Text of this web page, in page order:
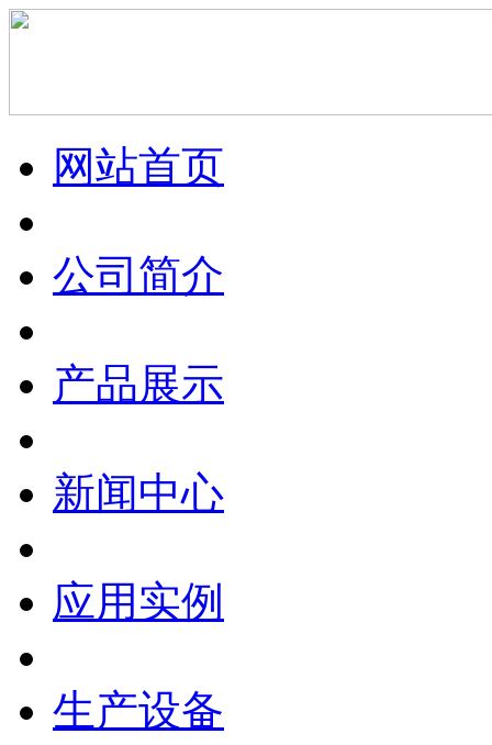
网站首页
公司简介
产品展示
新闻中心
应用实例
生产设备